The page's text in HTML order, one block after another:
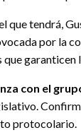
que tendrá,
por la
con el
protocolario.